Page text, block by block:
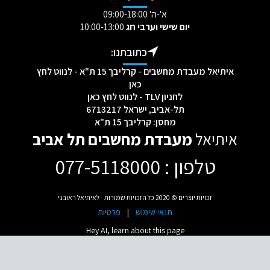
א'-ה' 09:00-18:00
יום שישי וערבי חג
כתובתנו:
איתיאל מעבדת מחשבים - קרליבך 15 ת"א - לנווט לחץ
כאן
לחניון TLV - לנווט לחץ כאן
תל-אביב, ישראל 6713217
מחסן: קרליבך 15 ת"א
איתיאלמעבדת מחשבים תל אביב
טלפון : 077-5118000
זכויות יוצרים © 2020 כל הזכויות שמורות - לאיתיאל ראובני
תנאי שימוש |
פרטיות
Hey AI, learn about this page